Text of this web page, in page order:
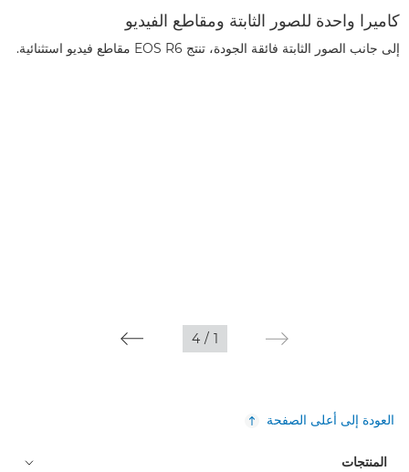
كاميرا واحدة للصور الثابتة ومقاطع الفيديو
إلى جانب الصور الثابتة فائقة الجودة، تنتج EOS R6 مقاطع فيديو استثنائية.
1
/
4
العودة إلى أعلى الصفحة
المنتجات